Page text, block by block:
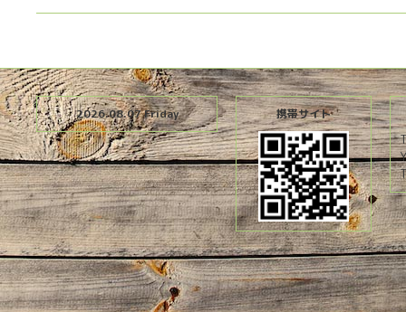
2026.08.07 Friday 携帯サイト